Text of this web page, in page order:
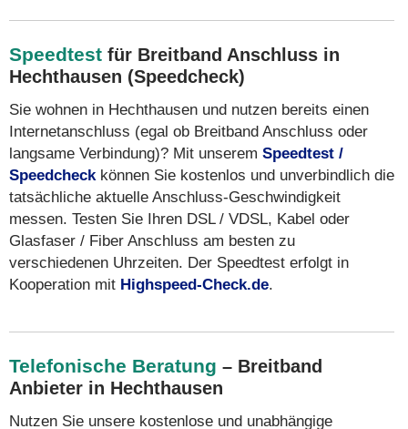
Speedtest für Breitband Anschluss in
Hechthausen (Speedcheck)
Sie wohnen in Hechthausen und nutzen bereits einen
Internetanschluss (egal ob Breitband Anschluss oder
langsame Verbindung)? Mit unserem Speedtest /
Speedcheck können Sie kostenlos und unverbindlich die
tatsächliche aktuelle Anschluss-Geschwindigkeit
messen. Testen Sie Ihren DSL / VDSL, Kabel oder
Glasfaser / Fiber Anschluss am besten zu
verschiedenen Uhrzeiten. Der Speedtest erfolgt in
Kooperation mit Highspeed-Check.de.
Telefonische Beratung – Breitband
Anbieter in Hechthausen
Nutzen Sie unsere kostenlose und unabhängige